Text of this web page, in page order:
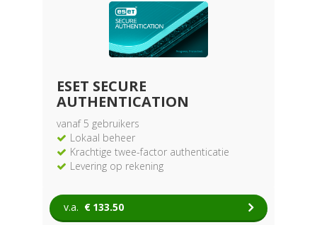
ESET SECURE
AUTHENTICATION
vanaf 5 gebruikers
Lokaal beheer
Krachtige twee-factor authenticatie
Levering op rekening
v.a. € 133.50